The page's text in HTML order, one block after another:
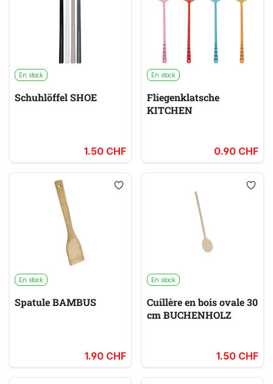
En stock
Schuhlöffel SHOE
1.50 CHF
En stock
Fliegenklatsche
KITCHEN
0.90 CHF
En stock
Spatule BAMBUS
1.90 CHF
En stock
Cuillère en bois ovale 30
cm BUCHENHOLZ
1.50 CHF